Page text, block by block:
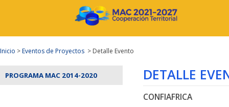
Inicio >Eventos de Proyectos > Detalle Evento
PROGRAMA MAC 2014-2020 DETALLE
CONFIAFRICA